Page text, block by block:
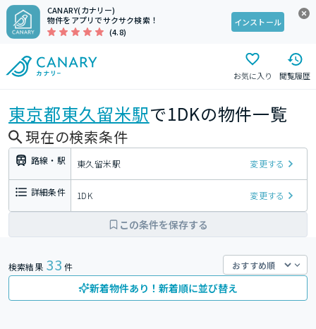
CANARY(カナリー)
物件をアプリでサクサク検索！
(4.8)
インストール
お気に入り 閲覧履歴
東京都東久留米駅で1DKの物件一覧
現在の検索条件
路線・駅 東久留米駅 変更する
詳細条件 1DK 変更する
この条件を保存する
検索結果 33 件
新着物件あり！新着順に並び替え